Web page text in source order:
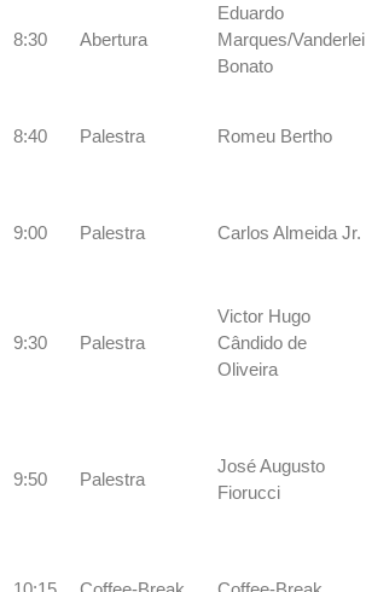
8:30 Abertura
Eduardo
Marques/Vanderlei
Bonato
8:40 Palestra Romeu Bertho
9:00 Palestra Carlos Almeida Jr.
9:30 Palestra
Victor Hugo
Cândido de
Oliveira
9:50 Palestra
José Augusto
Fiorucci